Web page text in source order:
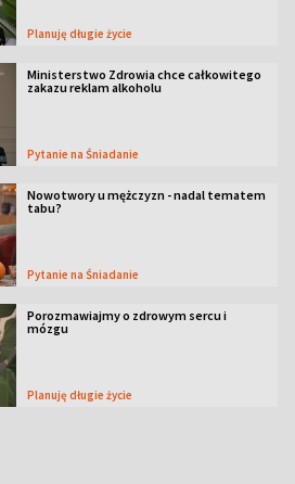
Planuję długie życie
Ministerstwo Zdrowia chce całkowitego
zakazu reklam alkoholu
Pytanie na Śniadanie
Nowotwory u mężczyzn - nadal tematem
tabu?
Pytanie na Śniadanie
Porozmawiajmy o zdrowym sercu i
mózgu
Planuję długie życie